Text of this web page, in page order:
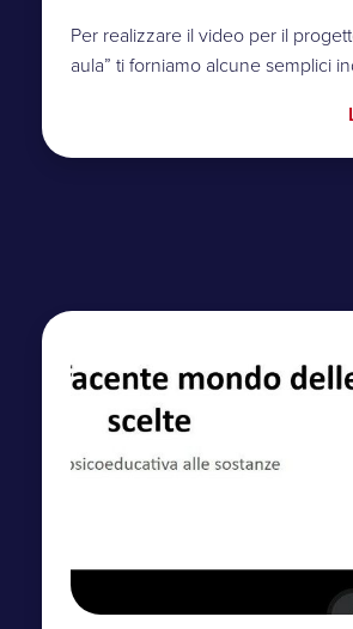
Per realizzare il video per il
aula” ti forniamo alcune semplici